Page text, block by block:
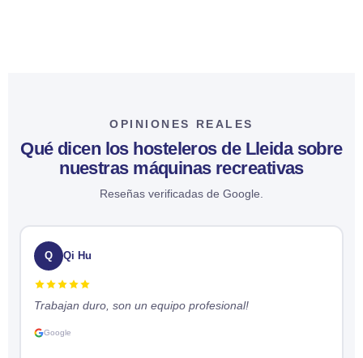
OPINIONES REALES
Qué dicen los hosteleros de Lleida sobre
nuestras máquinas recreativas
Reseñas verificadas de Google.
Q Qi Hu
Trabajan duro, son un equipo profesional!
Google